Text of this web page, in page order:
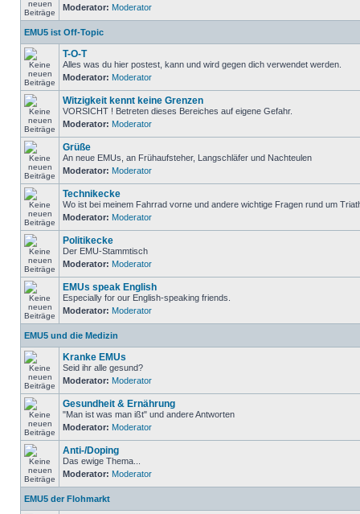
Moderator: Moderator
EMU5 ist Off-Topic
T-O-T
Alles was du hier postest, kann und wird gegen dich verwendet werden.
Moderator: Moderator
Witzigkeit kennt keine Grenzen
VORSICHT ! Betreten dieses Bereiches auf eigene Gefahr.
Moderator: Moderator
Grüße
An neue EMUs, an Frühaufsteher, Langschläfer und Nachteulen
Moderator: Moderator
Technikecke
Wo ist bei meinem Fahrrad vorne und andere wichtige Fragen rund um
Moderator: Moderator
Politikecke
Der EMU-Stammtisch
Moderator: Moderator
EMUs speak English
Especially for our English-speaking friends.
Moderator: Moderator
EMU5 und die Medizin
Kranke EMUs
Seid ihr alle gesund?
Moderator: Moderator
Gesundheit & Ernährung
"Man ist was man ißt" und andere Antworten
Moderator: Moderator
Anti-/Doping
Das ewige Thema...
Moderator: Moderator
EMU5 der Flohmarkt